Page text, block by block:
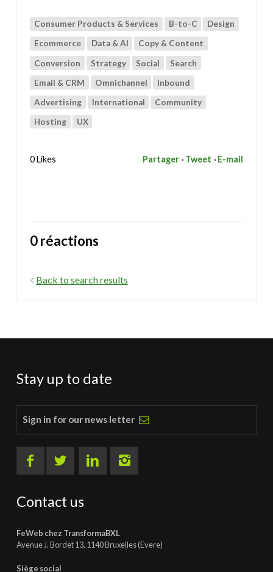
Consumer Products & Services B-to-C Design
Ecommerce Data & AI Copy & Content
Conversion Strategy Social Search
Email & CRM Omnichannel Inbound
Advertising International Community
Hosting UX
0 Likes Partager Tweet E-mail
0 réactions
Back to search results
Stay up to date
Sign in for our news letter
Contact us
FeWeb chez TransformaBXL
Avenue J. Bordet 13, 1140 Bruxelles (Evere)
Siège social